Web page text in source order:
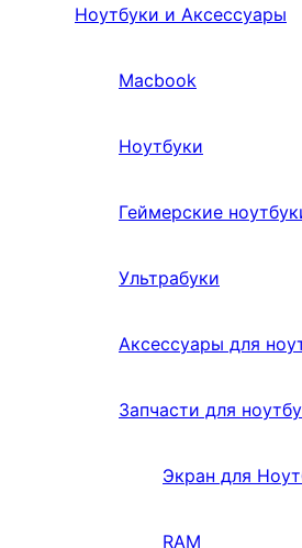
Ноутбуки и Аксессуары
Macbook
Ноутбуки
Геймерские
Ультрабуки
Аксессуары для
Запчасти для
Экран для
RAM